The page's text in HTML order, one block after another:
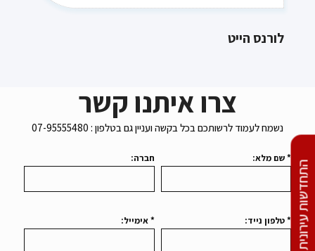
התחדשות עירונית
לורנס הייט
צרו איתנו קשר
נשמח לעמוד לרשותכם בכל בקשה ועניין גם בטלפון : 07-95555480
* שם מלא: חברה:
* טלפון נייד: * אימייל: